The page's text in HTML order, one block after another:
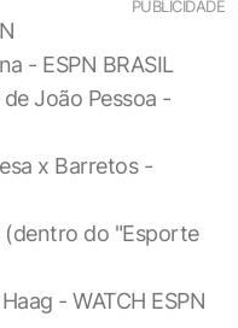
PUBLICIDADE
- ESPN BRASIL
João Pessoa -
x Barretos -
(dentro do "Esporte
- WATCH ESPN